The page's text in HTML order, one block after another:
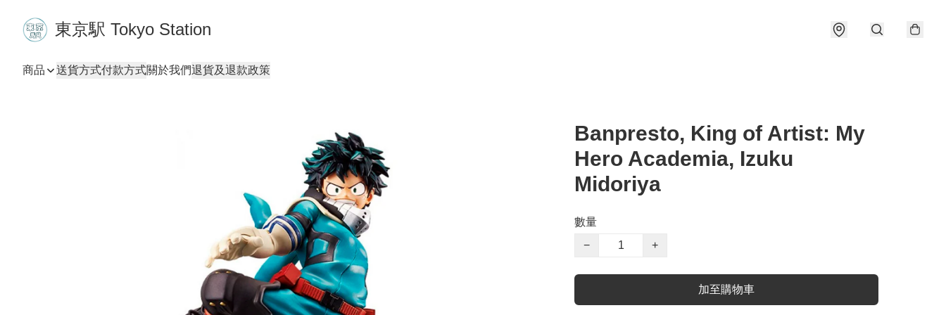
東京駅 Tokyo Station
商品 送貨方式付款方式關於我們退貨及退款政策
Banpresto, King of Artist: My
Hero Academia, Izuku
Midoriya
數量
−
+
加至購物車